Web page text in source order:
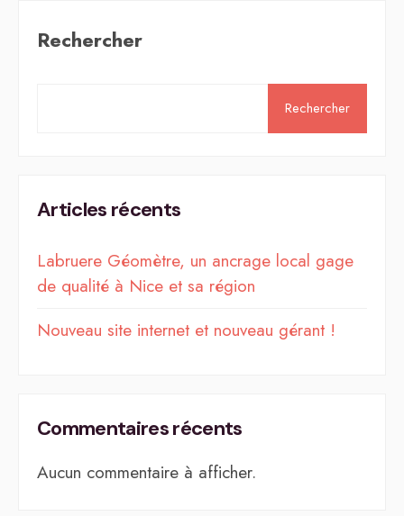
Rechercher
Rechercher
Articles récents
Labruere Géomètre, un ancrage local gage
de qualité à Nice et sa région
Nouveau site internet et nouveau gérant !
Commentaires récents
Aucun commentaire à afficher.